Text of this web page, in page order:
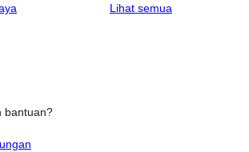
Lihat semua
bantuan?